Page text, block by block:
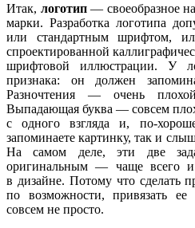
Итак, логотип— своеобразное
марки. Разработка логотипа
или стандартным шрифтом,
спроектированной
шрифтовой иллюстрации. У
признака: он должен
Разночтения — очень
Выпадающая буква — совсем
с одного взгляда и, по-
запоминаете картинку, так и
На самом деле, эти две
оригинальным — чаще всего и
в дизайне. Потому что сделать
по возможности, привязать
совсем не просто.